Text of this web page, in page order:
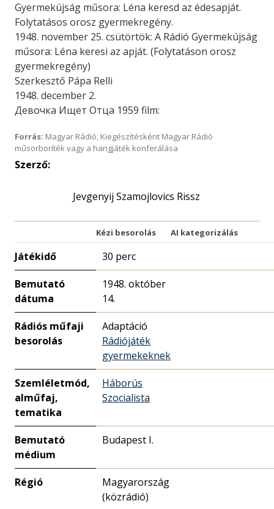
Gyermekújság műsora: Léna keresd az édesapját.
Folytatásos orosz gyermekregény.
1948. november 25. csütörtök: A Rádió Gyermekújság
műsora: Léna keresi az apját. (Folytatáson orosz
gyermekregény)
Szerkesztő Pápa Relli
1948. december 2.
Девочка Ищет Отца 1959 film:
Forrás: Magyar Rádió; Kiegészítésként Magyar Rádió
műsorboríték vagy a hangjáték konferálása
Szerző:
Jevgenyij Szamojlovics Rissz
Kézi besorolás AI kategorizálás
Játékidő 30 perc
Bemutató
dátuma
1948. október
14.
Rádiós műfaji
besorolás
Adaptáció
Rádiójáték
gyermekeknek
Szemléletmód,
alműfaj,
tematika
Háborús
Szocialista
Bemutató
médium
Budapest I.
Régió
Magyarország
(közrádió)